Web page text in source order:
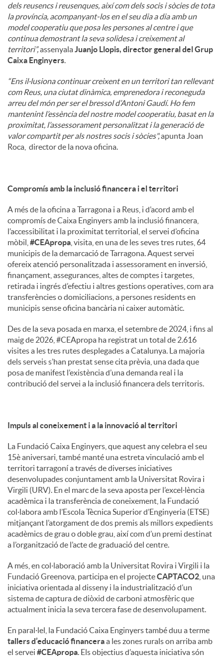
dels reusencs i reusenques, així com dels socis i sòcies de tota
la província, acompanyant-los en el seu dia a dia amb un
model cooperatiu que posa les persones al centre i que
continua demostrant la seva solidesa i creixement al
territori”,assenyalaJuanjo Llopis, director general del Grup
Caixa Enginyers.
“Ens il·lusiona continuar creixent en un territori tan rellevant
com Reus, una ciutat dinàmica, emprenedora i reconeguda
arreu del món per ser el bressol d’Antoni Gaudí. Ho fem
mantenint l’essència del nostre model cooperatiu, basat en la
proximitat, l’assessorament personalitzat i la generació de
valor compartit per als nostres socis i sòcies",apunta Joan
Roca, director de la nova oficina.
Compromís amb la inclusió financera i el territori
A més de la oficina a Tarragona i a Reus, i d’acord amb el
compromís de Caixa Enginyers amb la inclusió financera,
l’accessibilitat i la proximitat territorial, el servei d’oficina
mòbil, #CEApropa , visita, en una de les seves tres rutes, 64
municipis de la demarcació de Tarragona. Aquest servei
ofereix atenció personalitzada i assessorament en inversió,
finançament, assegurances, altes de comptes i targetes,
retirada i ingrés d’efectiu i altres gestions operatives, com ara
transferències o domiciliacions, a persones residents en
municipis sense oficina bancària ni caixer automàtic.
Des de la seva posada en marxa, el setembre de 2024, i fins al
maig de 2026, #CEApropa ha registrat un total de 2.616
visites a les tres rutes desplegades a Catalunya. La majoria
dels serveis s’han prestat sense cita prèvia, una dada que
posa de manifest l’existència d’una demanda real i la
contribució del servei a la inclusió financera dels territoris.
Impuls al coneixement i a la innovació al territori
La Fundació Caixa Enginyers, que aquest any celebra el seu
15è aniversari, també manté una estreta vinculació amb el
territori tarragoní a través de diverses iniciatives
desenvolupades conjuntament amb la Universitat Rovira i
Virgili (URV). En el marc de la seva aposta per l’excel·lència
acadèmica i la transferència de coneixement, la Fundació
col·labora amb l’Escola Tècnica Superior d’Enginyeria (ETSE)
mitjançant l’atorgament de dos premis als millors expedients
acadèmics de grau o doble grau, així com d’un premi destinat
a l’organització de l’acte de graduació del centre.
A més, en col·laboració amb la Universitat Rovira i Virgili i la
Fundació Greenova, participa en el projecteCAPTACO2 , una
iniciativa orientada al disseny i la industrialització d’un
sistema de captura de diòxid de carboni atmosfèric que
actualment inicia la seva tercera fase de desenvolupament.
En paral·lel, la Fundació Caixa Enginyers també duu a terme
tallers d’educació financeraa les zones rurals on arriba amb
el servei #CEApropa. Els objectius d’aquesta iniciativa són